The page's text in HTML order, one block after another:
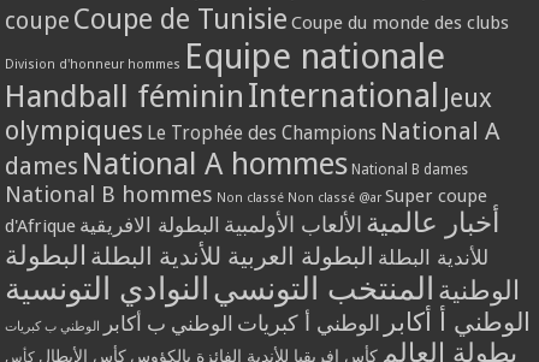
coupe Coupe de Tunisie Coupe du monde des clubs
Division d'honneur hommes Equipe nationale
Handball féminin International Jeux
olympiques Le Trophée des Champions National A
dames National A hommes National B dames
National B hommes Non classé Non classé @ar Super coupe
d'Afrique
أخبار عالمية الألعاب الأولمبية البطولة الافريقية
للأندية البطلة البطولة العربية للأندية البطلة البطولة
الوطنية المنتخب التونسي النوادي التونسية
الوطني أ أكابر الوطني أ كبريات الوطني ب أكابر الوطني ب كبريات
بطولة العالم كأس إفريقيا للأندية الفائزة بالكؤوس كأس الأبطال كأس